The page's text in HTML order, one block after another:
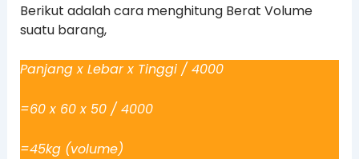
Berikut adalah cara menghitung Berat Volume
suatu barang,
Panjang x Lebar x Tinggi / 4000
=60 x 60 x 50 / 4000
=45kg (volume)